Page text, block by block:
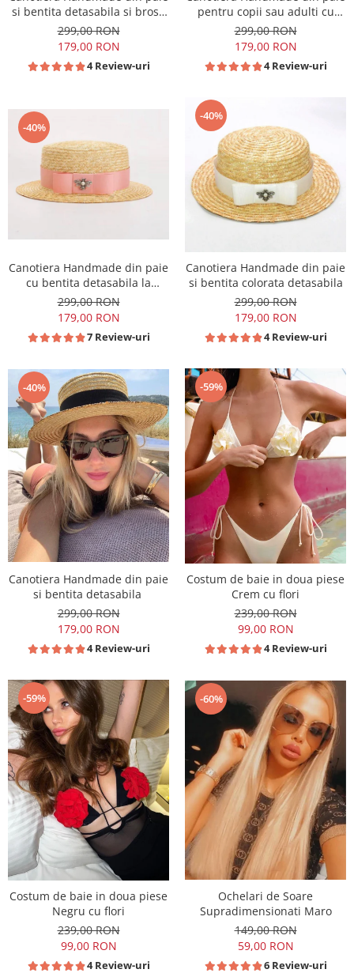
si bentita detasabila si brosa
la alegere
299,00 RON
179,00 RON
4 Review-uri
pentru copii sau adulti cu
Borul cel mai mic
299,00 RON
179,00 RON
4 Review-uri
-40%
Canotiera Handmade din paie
cu bentita detasabila la
alegere
299,00 RON
179,00 RON
7 Review-uri
-40%
Canotiera Handmade din paie
si bentita colorata detasabila
299,00 RON
179,00 RON
4 Review-uri
-40%
Canotiera Handmade din paie
si bentita detasabila
299,00 RON
179,00 RON
4 Review-uri
-59%
Costum de baie in doua piese
Crem cu flori
239,00 RON
99,00 RON
4 Review-uri
-59%
Costum de baie in doua piese
Negru cu flori
239,00 RON
99,00 RON
4 Review-uri
-60%
Ochelari de Soare
Supradimensionati Maro
149,00 RON
59,00 RON
6 Review-uri